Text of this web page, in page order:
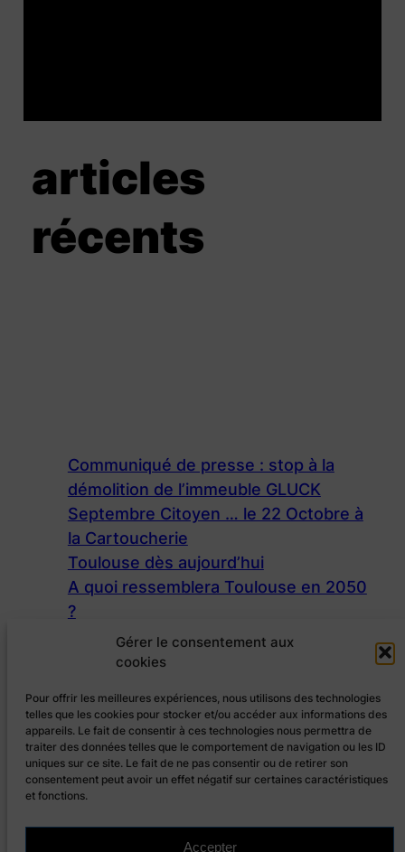
Gérer le consentement aux
cookies
Pour offrir les meilleures expériences, nous utilisons des technologies
telles que les cookies pour stocker et/ou accéder aux informations des
appareils. Le fait de consentir à ces technologies nous permettra de
traiter des données telles que le comportement de navigation ou les ID
uniques sur ce site. Le fait de ne pas consentir ou de retirer son
consentement peut avoir un effet négatif sur certaines caractéristiques
et fonctions.
Accepter
articles
récents
Communiqué de presse : stop à la
démolition de l’immeuble GLUCK
Septembre Citoyen … le 22 Octobre à
la Cartoucherie
Toulouse dès aujourd’hui
A quoi ressemblera Toulouse en 2050
?
ZFE : calculez les aides auxquelles
vous avez droit
catégories